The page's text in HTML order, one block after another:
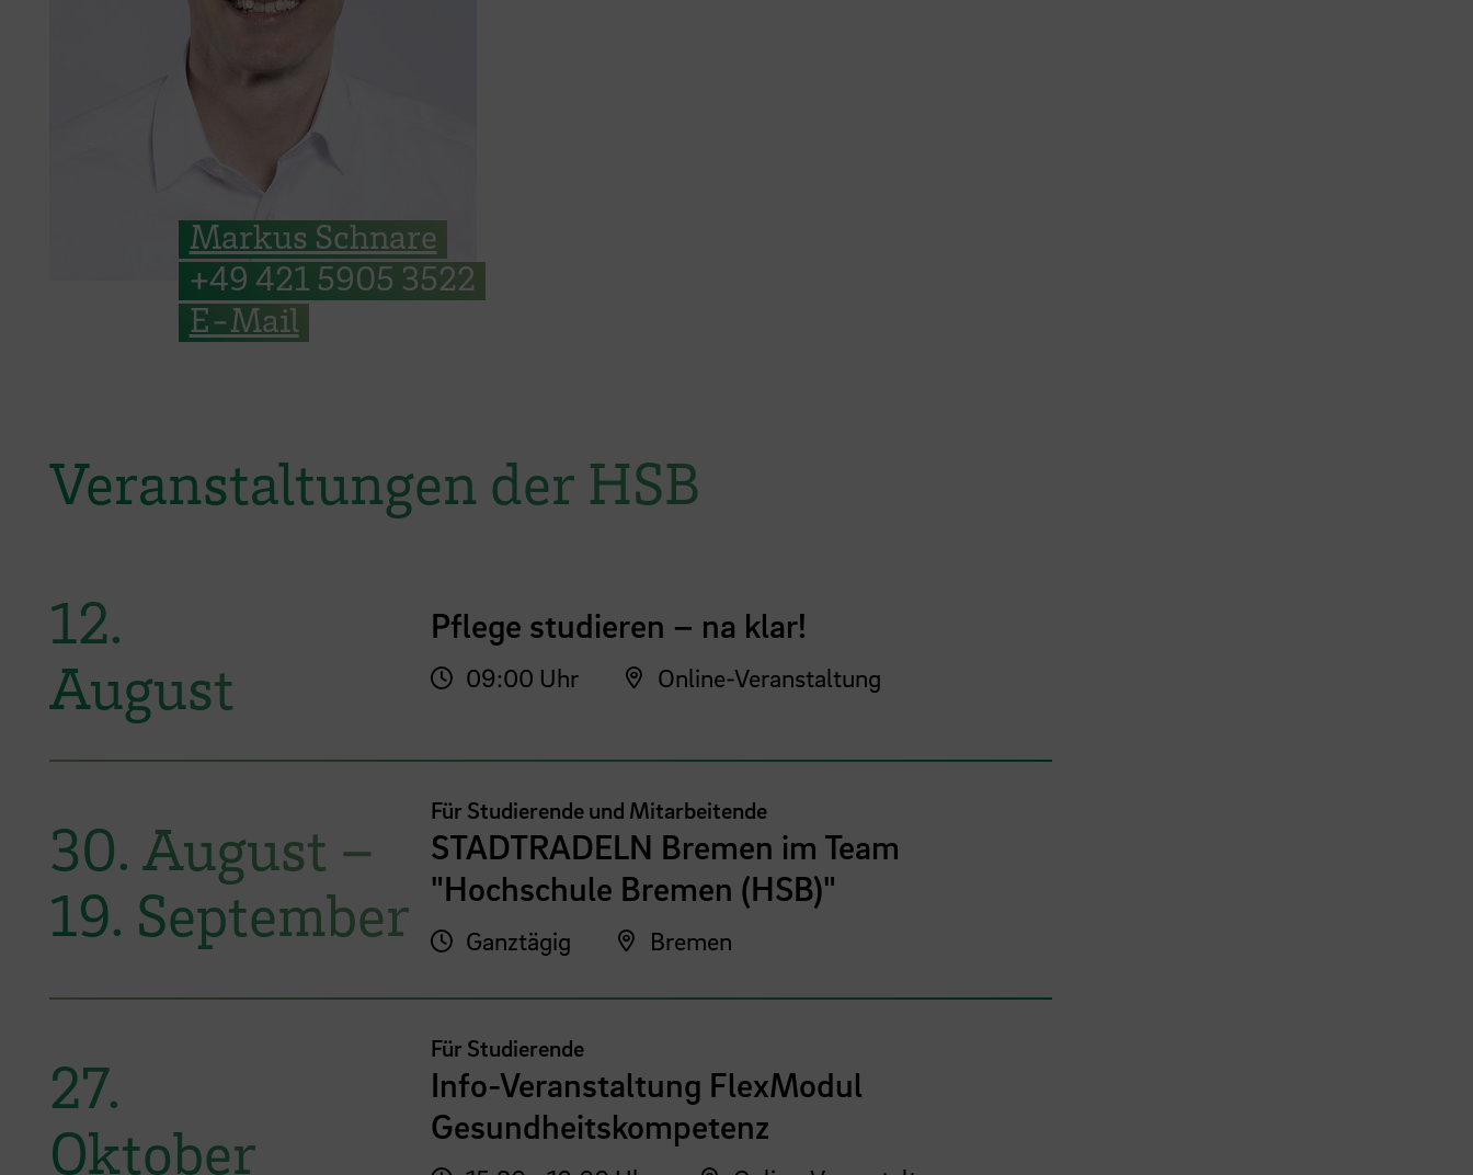
Markus Schnare
+49 421 5905 3522
E-Mail
Veranstaltungen der HSB
12.
August
Pflege studieren – na klar!
09:00 Uhr Online-Veranstaltung
30. August –
19. September
Für Studierende und Mitarbeitende
STADTRADELN Bremen im Team
"Hochschule Bremen (HSB)"
Ganztägig Bremen
27.
Oktober
Für Studierende
Info-Veranstaltung FlexModul
Gesundheitskompetenz